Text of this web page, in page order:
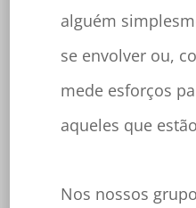
alguém
se envolver ou,
mede esforços
aqueles que
Nos nossos